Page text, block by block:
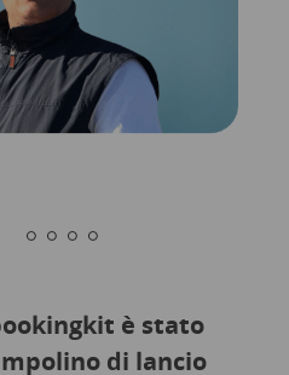
è stato
di lancio